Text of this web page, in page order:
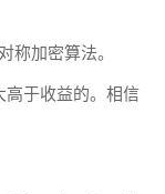
称加密算法。
高于收益的。相信